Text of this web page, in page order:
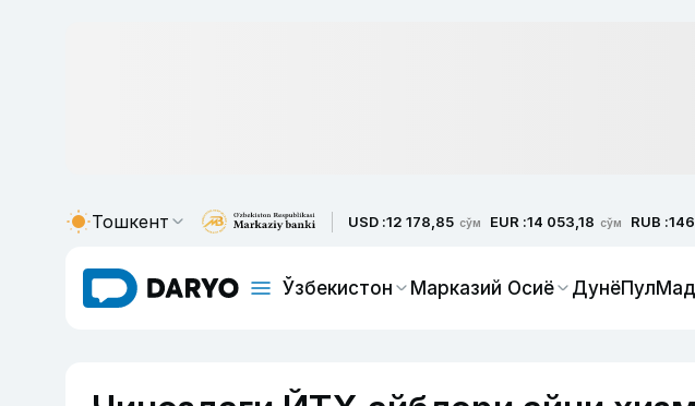
Тошкент USD :12 178,85 сўм EUR :14 053,18 сўм RUB :
Ўзбекистон Марказий Осиё ДунёПул